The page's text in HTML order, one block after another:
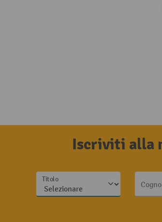
Iscriviti alla
Titolo